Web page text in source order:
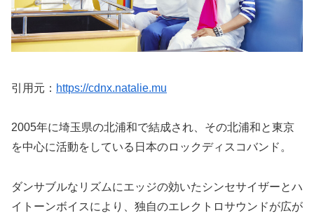
引用元： https://cdnx.natalie.mu
2005年に埼玉県の北浦和で結成され、その北浦和と東京
を中心に活動をしている日本のロックディスコバンド。
ダンサブルなリズムにエッジの効いたシンセサイザーとハ
イトーンボイスにより、独自のエレクトロサウンドが広が